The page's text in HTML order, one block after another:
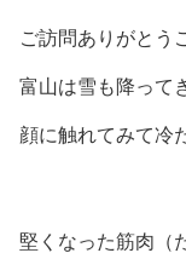
ご訪問ありがとう
富山は雪も降って
顔に触れてみて
堅くなった筋肉（